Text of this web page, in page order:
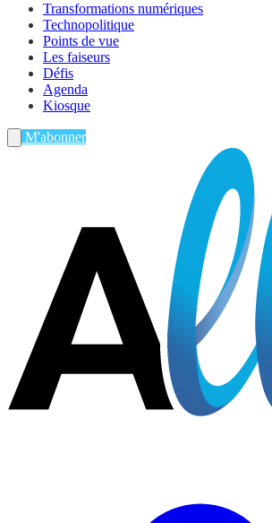
Transformations numériques
Technopolitique
Points de vue
Les faiseurs
Défis
Agenda
Kiosque
M'abonner